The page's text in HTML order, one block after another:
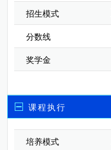
招生模式
分数线
奖学金
课程执行
培养模式